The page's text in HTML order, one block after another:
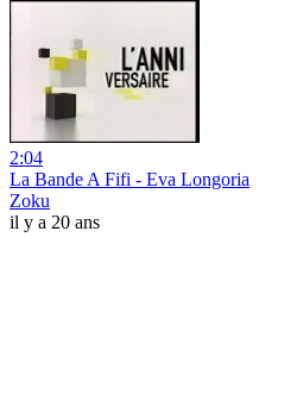
2:04
La Bande A Fifi - Eva Longoria
Zoku
il y a 20 ans